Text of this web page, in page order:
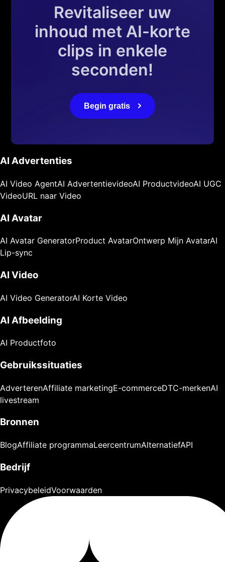
Revitaliseer uw
inhoud met AI-korte
clips in enkele
seconden!
Begin gratis
AI Advertenties
AI Video AgentAI AdvertentievideoAI ProductvideoAI UGC
VideoURL naar Video
AI Avatar
AI Avatar GeneratorProduct AvatarOntwerp Mijn AvatarAI
Lip-sync
AI Video
AI Video GeneratorAI Korte Video
AI Afbeelding
AI Productfoto
Gebruikssituaties
AdverterenAffiliate marketingE-commerceDTC-merkenAI
livestream
Bronnen
BlogAffiliate programmaLeercentrumAlternatiefAPI
Bedrijf
PrivacybeleidVoorwaarden